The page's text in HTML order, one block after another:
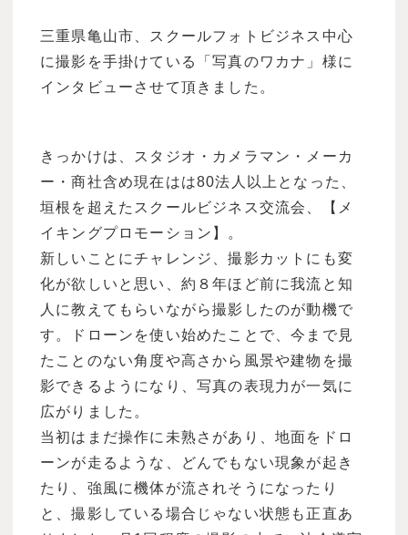
三重県亀山市、スクールフォトビジネス中心
に撮影を手掛けている「写真のワカナ」様に
インタビューさせて頂きました。
きっかけは、スタジオ・カメラマン・メーカ
ー・商社含め現在はは80法人以上となった、
垣根を超えたスクールビジネス交流会、【メ
イキングプロモーション】。
新しいことにチャレンジ、撮影カットにも変
化が欲しいと思い、約８年ほど前に我流と知
人に教えてもらいながら撮影したのが動機で
す。ドローンを使い始めたことで、今まで見
たことのない角度や高さから風景や建物を撮
影できるようになり、写真の表現力が一気に
広がりました。
当初はまだ操作に未熟さがあり、地面をドロ
ーンが走るような、どんでもない現象が起き
たり、強風に機体が流されそうになったり
と、撮影している場合じゃない状態も正直あ